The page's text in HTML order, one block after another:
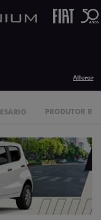
Alterar
PRODUTOR